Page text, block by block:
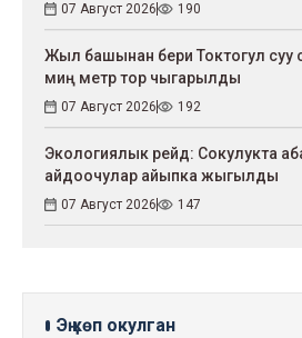
07 Август 2026 190
Жыл башынан бери Токтогул суу
миң метр тор чыгарылды
07 Август 2026 192
Экологиялык рейд: Сокулукта
айдоочулар айыпка жыгылды
07 Август 2026 147
Эң көп окулган